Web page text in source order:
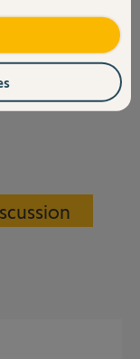
de votre part?
devrons nous
l'autoprotection